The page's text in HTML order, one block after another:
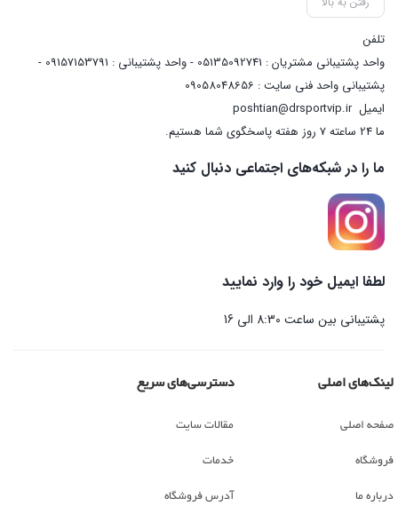
تلفن
واحد پشتیبانی مشتریان : 05135092741 - واحد پشتیبانی : 09157153791 -
پشتیبانی واحد فنی سایت : 09058048656
ایمیلposhtian@drsportvip.ir
ما 24 ساعته 7 روز هفته پاسخگوی شما هستیم.
ما را در شبکه‌های اجتماعی دنبال کنید
لطفا ایمیل خود را وارد نمایید
پشتیبانی بین ساعت 8:30 الی 16
لینک‌های اصلی
صفحه اصلی
فروشگاه
درباره ما
دسترسی‌های سریع
مقالات سایت
خدمات
آدرس فروشگاه